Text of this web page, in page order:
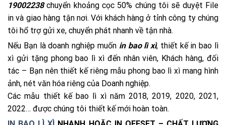
19002238chuyển khoảng cọc 50% chúng tôi sẽ duyệt File
in và giao hàng tận nơi. Với khách hàng ở tỉnh công ty chúng
tôi hổ trợ gửi xe, chuyển phát nhanh về tận nhà.
Nếu Bạn là doanh nghiệp muốn in bao lì xì, thiết kế in bao lì
xì gửi tặng phong bao lì xì đến nhân viên, Khách hàng, đối
tác – Bạn nên thiết kế riêng mẫu phong bao lì xì mang hình
ảnh, nét văn hóa riêng của Doanh nghiệp.
Các mẫu thiết kế bao lì xì năm 2018, 2019, 2020, 2021,
2022… được chúng tôi thiết kế mới hoàn toàn.